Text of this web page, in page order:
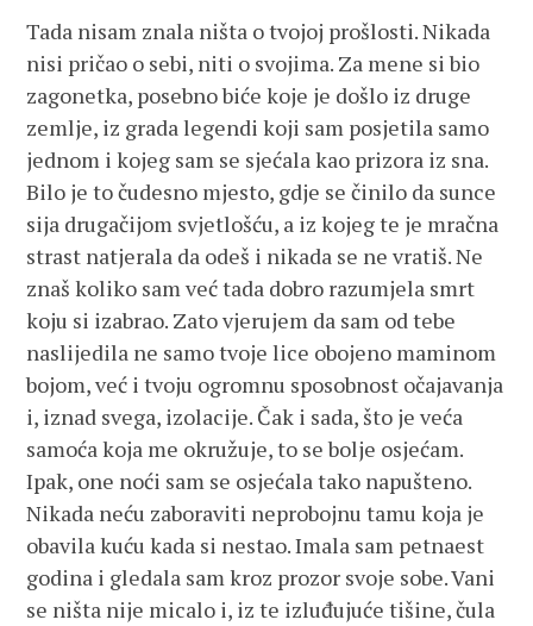
Tada nisam znala ništa o tvojoj prošlosti. Nikada
nisi pričao o sebi, niti o svojima. Za mene si bio
zagonetka, posebno biće koje je došlo iz druge
zemlje, iz grada legendi koji sam posjetila samo
jednom i kojeg sam se sjećala kao prizora iz sna.
Bilo je to čudesno mjesto, gdje se činilo da sunce
sija drugačijom svjetlošću, a iz kojeg te je mračna
strast natjerala da odeš i nikada se ne vratiš. Ne
znaš koliko sam već tada dobro razumjela smrt
koju si izabrao. Zato vjerujem da sam od tebe
naslijedila ne samo tvoje lice obojeno maminom
bojom, već i tvoju ogromnu sposobnost očajavanja
i, iznad svega, izolacije. Čak i sada, što je veća
samoća koja me okružuje, to se bolje osjećam.
Ipak, one noći sam se osjećala tako napušteno.
Nikada neću zaboraviti neprobojnu tamu koja je
obavila kuću kada si nestao. Imala sam petnaest
godina i gledala sam kroz prozor svoje sobe. Vani
se ništa nije micalo i, iz te izluđujuće tišine, čula